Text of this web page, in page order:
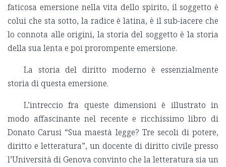
faticosa emersione nella vita dello spirito, il soggetto è
colui che sta sotto, la radice è latina, è il sub-iacere che
lo connota alle origini, la storia del soggetto è la storia
della sua lenta e poi prorompente emersione.
La storia del diritto moderno è essenzialmente
storia di questa emersione.
L’intreccio fra queste dimensioni è illustrato in
modo affascinante nel recente e ricchissimo libro di
Donato Carusi “Sua maestà legge? Tre secoli di potere,
diritto e letteratura”, un docente di diritto civile presso
l’Università di Genova convinto che la letteratura sia un